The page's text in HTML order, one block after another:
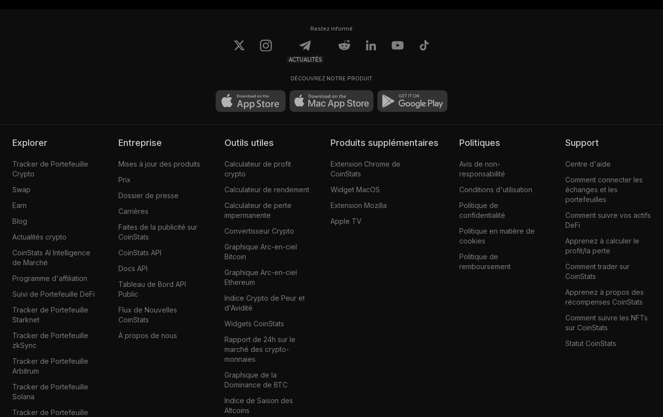
Restez informé
ACTUALITÉS
DÉCOUVREZ NOTRE PRODUIT
Explorer
Tracker de Portefeuille
Crypto
Swap
Earn
Blog
Actualités crypto
CoinStats AI Intelligence
de Marché
Programme d'affiliation
Suivi de Portefeuille DeFi
Tracker de Portefeuille
Starknet
Tracker de Portefeuille
zkSync
Tracker de Portefeuille
Arbitrum
Tracker de Portefeuille
Solana
Tracker de Portefeuille
Entreprise
Mises à jour des produits
Prix
Dossier de presse
Carrières
Faites de la publicité sur
CoinStats
CoinStats API
Docs API
Tableau de Bord API
Public
Flux de Nouvelles
CoinStats
À propos de nous
Outils utiles
Calculateur de profit
crypto
Calculateur de rendement
Calculateur de perte
impermanente
Convertisseur Crypto
Graphique Arc-en-ciel
Bitcoin
Graphique Arc-en-ciel
Ethereum
Indice Crypto de Peur et
d'Avidité
Widgets CoinStats
Rapport de 24h sur le
marché des crypto-
monnaies
Graphique de la
Dominance de BTC
Indice de Saison des
Altcoins
Produits supplémentaires
Extension Chrome de
CoinStats
Widget MacOS
Extension Mozilla
Apple TV
Politiques
Avis de non-
responsabilité
Conditions d'utilisation
Politique de
confidentialité
Politique en matière de
cookies
Politique de
remboursement
Support
Centre d'aide
Comment connecter les
échanges et les
portefeuilles
Comment suivre vos actifs
DeFi
Apprenez à calculer le
profit/la perte
Comment trader sur
CoinStats
Apprenez à propos des
récompenses CoinStats
Comment suivre les NFTs
sur CoinStats
Statut CoinStats